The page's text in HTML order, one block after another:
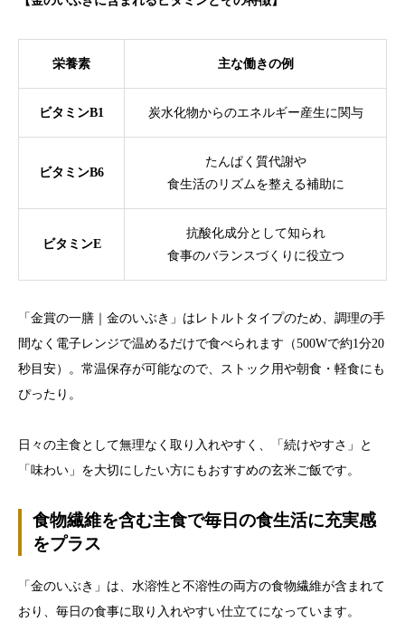
栄養素 主な働きの例
ビタミンB1 炭水化物からのエネルギー産生に関与
ビタミンB6
たんぱく質代謝や
食生活のリズムを整える補助に
ビタミンE
抗酸化成分として知られ
食事のバランスづくりに役立つ
「金賞の一膳｜金のいぶき」はレトルトタイプのため、調理の手
間なく電子レンジで温めるだけで食べられます（500Wで約1分20
秒目安）。常温保存が可能なので、ストック用や朝食・軽食にも
ぴったり。
日々の主食として無理なく取り入れやすく、「続けやすさ」と
「味わい」を大切にしたい方にもおすすめの玄米ご飯です。
食物繊維を含む主食で毎日の食生活に充実感
をプラス
「金のいぶき」は、水溶性と不溶性の両方の食物繊維が含まれて
おり、毎日の食事に取り入れやすい仕立てになっています。